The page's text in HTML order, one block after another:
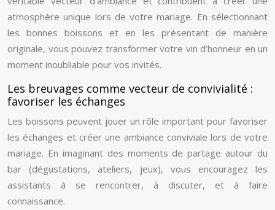
atmosphère unique lors de votre mariage. En sélectionnant
les bonnes boissons et en les présentant de manière
originale, vous pouvez transformer votre vin d’honneur en un
moment inoubliable pour vos invités.
Les breuvages comme vecteur de convivialité :
favoriser les échanges
Les boissons peuvent jouer un rôle important pour favoriser
les échanges et créer une ambiance conviviale lors de votre
mariage. En imaginant des moments de partage autour du
bar (dégustations, ateliers, jeux), vous encouragez les
assistants à se rencontrer, à discuter, et à faire
connaissance.